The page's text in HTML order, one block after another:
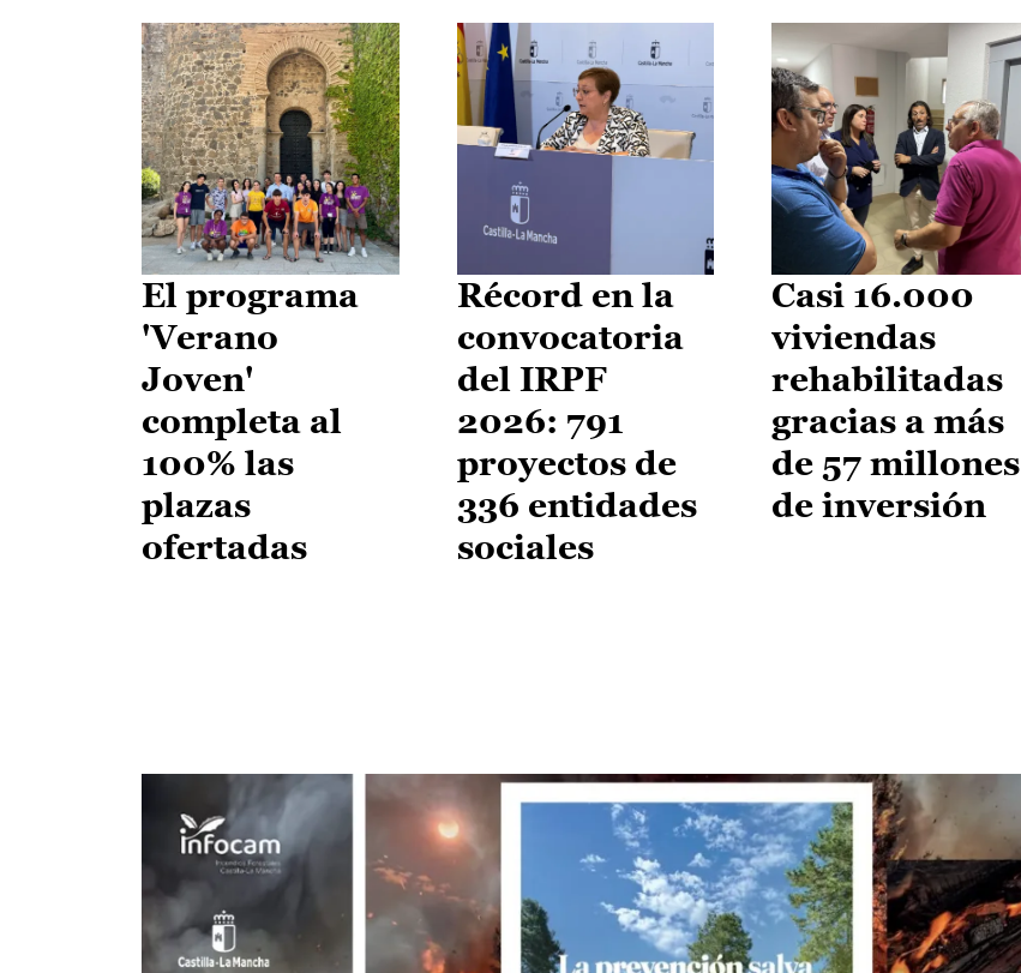
El programa
'Verano
Joven'
completa al
100% las
plazas
ofertadas
Récord en la
convocatoria
del IRPF
2026: 791
proyectos de
336 entidades
sociales
Casi 16.000
viviendas
rehabilitadas
gracias a más
de 57 millones
de inversión